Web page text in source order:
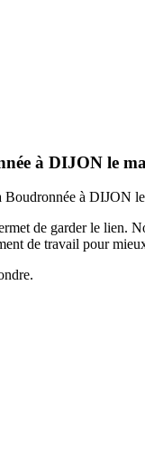
à DIJON le
à DIJON
de garder le lien.
de travail pour